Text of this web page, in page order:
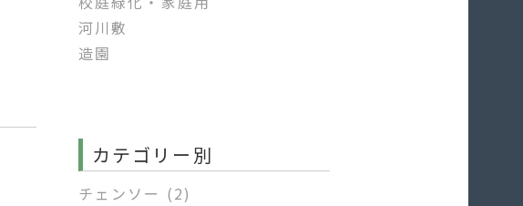
河川敷
造園
カテゴリー別
チェンソー (2)